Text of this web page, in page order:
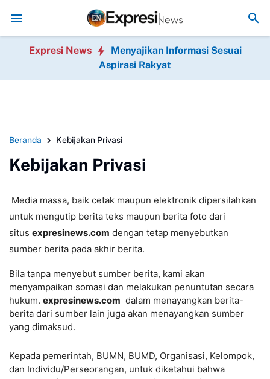
Ranting (DPRt), dan Relawan Putri Zulkifli Hasan (PZH)resmi di
Expresi News
Menyajikan Informasi Sesuai
Aspirasi Rakyat
Beranda Kebijakan Privasi
Kebijakan Privasi
Media massa, baik cetak maupun elektronik dipersilahkan
untuk mengutip berita teks maupun berita foto dari
situs expresinews.com dengan tetap menyebutkan
sumber berita pada akhir berita.
Bila tanpa menyebut sumber berita, kami akan
menyampaikan somasi dan melakukan penuntutan secara
hukum. expresinews.com dalam menayangkan berita-
berita dari sumber lain juga akan menayangkan sumber
yang dimaksud.
Kepada pemerintah, BUMN, BUMD, Organisasi, Kelompok,
dan Individu/Perseorangan, untuk diketahui bahwa